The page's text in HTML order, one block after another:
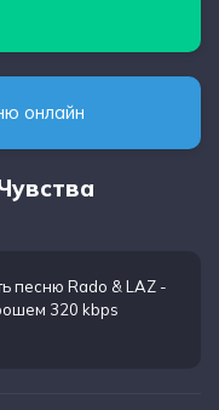
онлайн
песню Rado & LAZ -
320 kbps